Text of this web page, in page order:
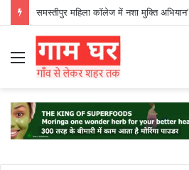
समस्तीपुर महिला कॉलेज में नशा मुक्ति अभियान’
Menu